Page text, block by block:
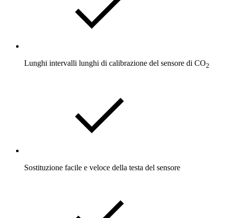
Lunghi intervalli lunghi di calibrazione del sensore di CO2
Sostituzione facile e veloce della testa del sensore